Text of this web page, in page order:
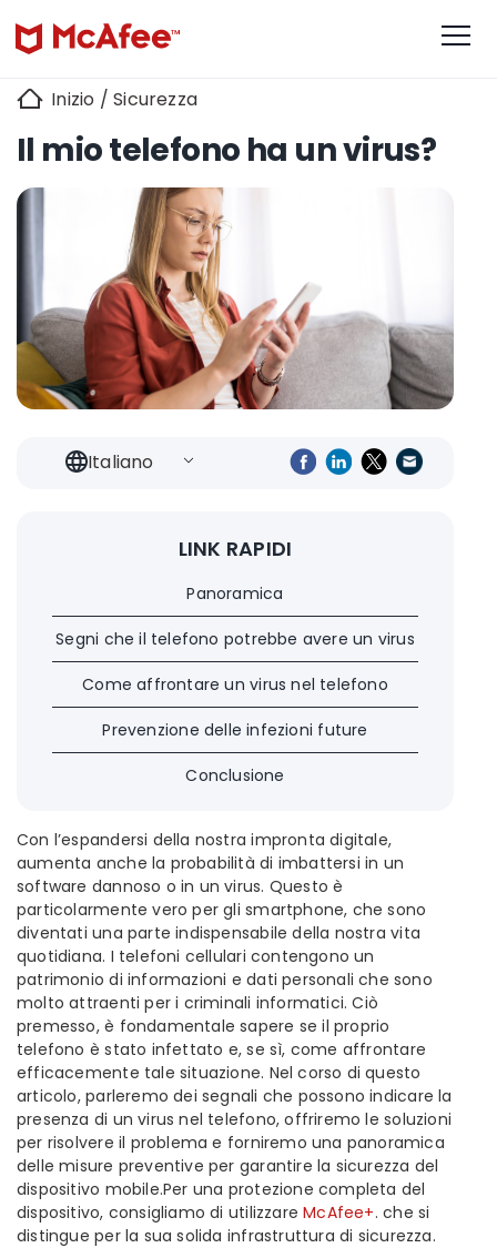
Inizio /Sicurezza
Il mio telefono ha un virus?
Italiano
LINK RAPIDI
Panoramica
Segni che il telefono potrebbe avere un virus
Come affrontare un virus nel telefono
Prevenzione delle infezioni future
Conclusione
Con l’espandersi della nostra impronta digitale,
aumenta anche la probabilità di imbattersi in un
software dannoso o in un virus. Questo è
particolarmente vero per gli smartphone, che sono
diventati una parte indispensabile della nostra vita
quotidiana. I telefoni cellulari contengono un
patrimonio di informazioni e dati personali che sono
molto attraenti per i criminali informatici. Ciò
premesso, è fondamentale sapere se il proprio
telefono è stato infettato e, se sì, come affrontare
efficacemente tale situazione. Nel corso di questo
articolo, parleremo dei segnali che possono indicare la
presenza di un virus nel telefono, offriremo le soluzioni
per risolvere il problema e forniremo una panoramica
delle misure preventive per garantire la sicurezza del
dispositivo mobile.Per una protezione completa del
dispositivo, consigliamo di utilizzareMcAfee+. che si
distingue per la sua solida infrastruttura di sicurezza.